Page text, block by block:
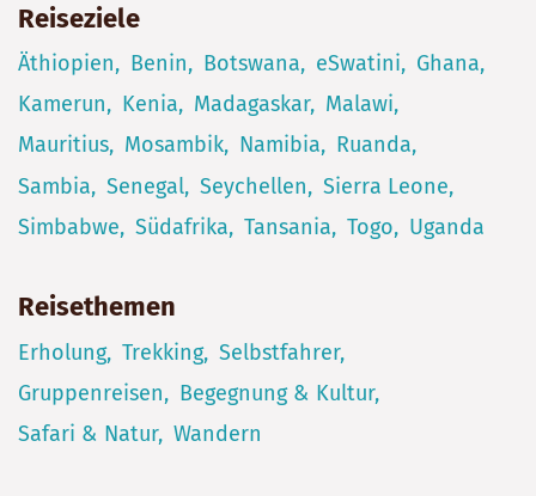
Reiseziele
Äthiopien Benin Botswana eSwatini
Ghana
Kamerun
Kenia Madagaskar
Malawi
Mauritius
Mosambik Namibia
Ruanda
Sambia
Senegal Seychellen
Sierra Leone
Simbabwe
Südafrika Tansania Togo Uganda
Reisethemen
Erholung Trekking Selbstfahrer
Gruppenreisen
Begegnung & Kultur
Safari & Natur Wandern